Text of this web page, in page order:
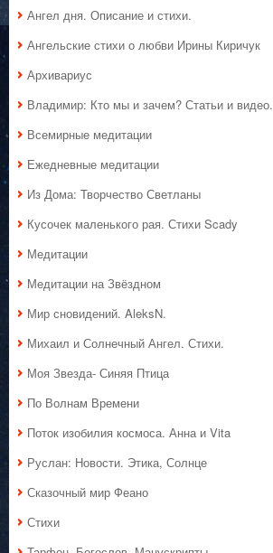
Ангел дня. Описание и стихи.
Ангельские стихи о любви Ирины Киричук
Архивариус
Владимир: Кто мы и зачем? Статьи и видео.
Всемирные медитации
Ежедневные медитации
Из Дома: Творчество Светланы
Кусочек маленького рая. Стихи Scady
Медитации
Медитации на Звёздном
Мир сновидений. AleksN.
Михаил и Солнечный Ангел. Стихи.
Моя Звезда- Синяя Птица
По Волнам Времени
Поток изобилия космоса. Анна и Vita
Руслан: Новости. Этика, Солнце
Сказочный мир Феано
Стихи